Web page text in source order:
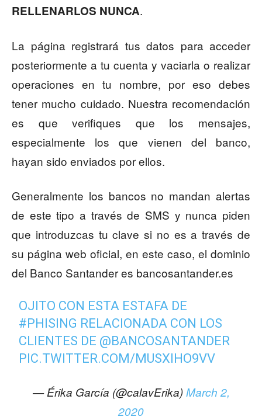
RELLENARLOS NUNCA.
La página registrará tus datos para acceder
posteriormente a tu cuenta y vaciarla o realizar
operaciones en tu nombre, por eso debes
tener mucho cuidado. Nuestra recomendación
es que verifiques que los mensajes,
especialmente los que vienen del banco,
hayan sido enviados por ellos.
Generalmente los bancos no mandan alertas
de este tipo a través de SMS y nunca piden
que introduzcas tu clave si no es a través de
su página web oficial, en este caso, el dominio
del Banco Santander es bancosantander.es
OJITO CON ESTA ESTAFA DE
#PHISING RELACIONADA CON LOS
CLIENTES DE @BANCOSANTANDER
PIC.TWITTER.COM/MUSXIHO9VV
— Érika García (@calavErika)March 2,
2020